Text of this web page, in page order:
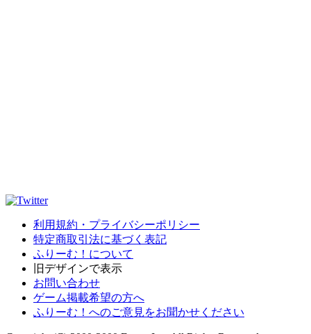
利用規約・プライバシーポリシー
特定商取引法に基づく表記
ふりーむ！について
旧デザインで表示
お問い合わせ
ゲーム掲載希望の方へ
ふりーむ！へのご意見をお聞かせください